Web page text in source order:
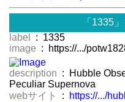
「1335
label
: 1335
image : https://.../
description : Hubble
Peculiar Supernova
webサイト
:
https://.../